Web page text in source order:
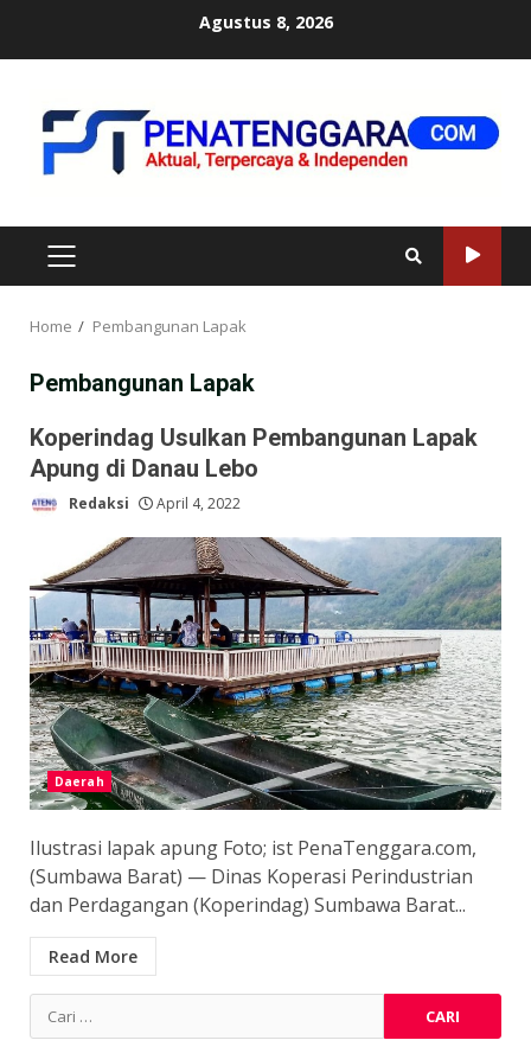
Agustus 8, 2026
PRIMARY
MENU
Home Pembangunan Lapak
Pembangunan Lapak
Koperindag Usulkan Pembangunan Lapak
Apung di Danau Lebo
Redaksi April 4, 2022
Daerah
Ilustrasi lapak apung Foto; ist PenaTenggara.com,
(Sumbawa Barat) — Dinas Koperasi Perindustrian
dan Perdagangan (Koperindag) Sumbawa Barat...
Read More
Cari
untuk: